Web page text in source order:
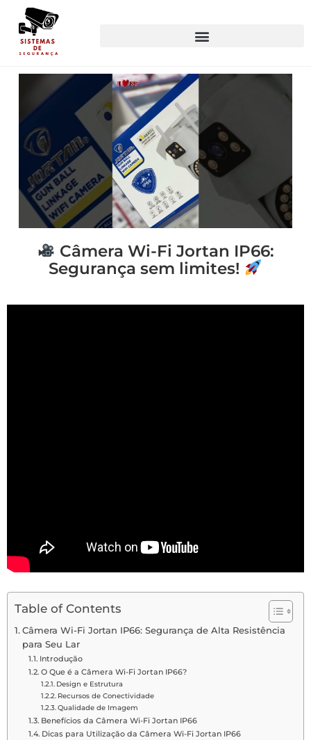
Câmera Wi-Fi Jortan IP66:
Segurança sem limites!
Table of Contents
Câmera Wi-Fi Jortan IP66: Segurança de Alta Resistência
para Seu Lar
Introdução
O Que é a Câmera Wi-Fi Jortan IP66?
Design e Estrutura
Recursos de Conectividade
Qualidade de Imagem
Benefícios da Câmera Wi-Fi Jortan IP66
Dicas para Utilização da Câmera Wi-Fi Jortan IP66